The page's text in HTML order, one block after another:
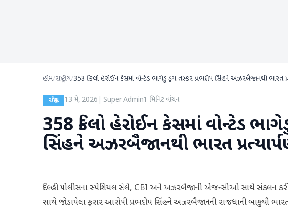
હોમ/રાષ્ટ્રીય/358 કિલો હેરોઈન કેસમાં વોન્ટેડ ભાગેડુ ડ્રગ તસ્કર પ્રભદીપ સિંહને અઝરબૈજાનથી ભારત
રાષ્ટ્રીય 13 મે, 2026 Super Admin1 મિનિટ વાંચન
358 કિલો હેરોઈન કેસમાં વોન્ટેડ
સિંહને અઝરબૈજાનથી ભારત
દિલ્હી પોલીસના સ્પેશિયલ સેલે, CBI અને અઝરબૈજાની એજન્સીઓ સાથે સંકલન કરીને,
સાથે જોડાયેલા ફરાર આરોપી પ્રભદીપ સિંહને અઝરબૈજાનની રાજધાની બાકુથી